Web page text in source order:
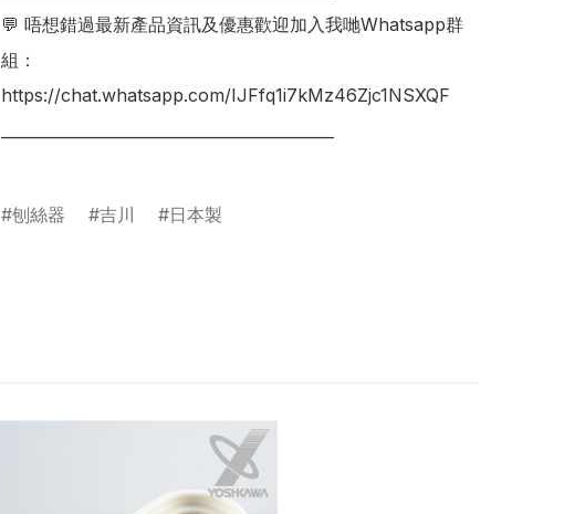
💬 唔想錯過最新產品資訊及優惠歡迎加入我哋Whatsapp群
組：
https://chat.whatsapp.com/IJFfq1i7kMz46Zjc1NSXQF
刨絲器 吉川 日本製